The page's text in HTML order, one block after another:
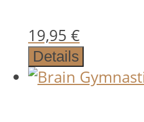
19,95 €
Details